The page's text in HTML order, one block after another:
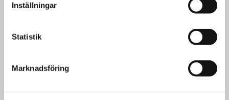
Inställningar
Statistik
Marknadsföring